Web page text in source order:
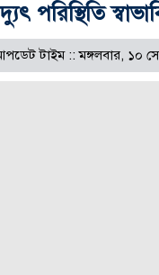
পরিস্থিতি
টাইম :: মঙ্গলবার, ১০